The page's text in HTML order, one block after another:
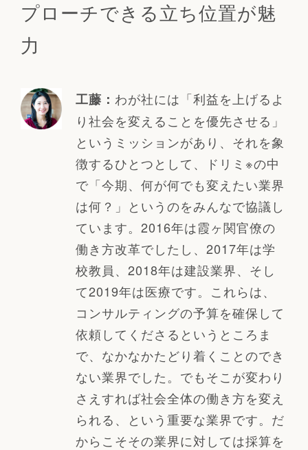
プローチできる立ち位置が魅
力
工藤： わが社には「利益を上げるよ
り社会を変えることを優先させる」
というミッションがあり、それを象
徴するひとつとして、ドリミ※の中
で「今期、何が何でも変えたい業界
は何？」というのをみんなで協議し
ています。2016年は霞ヶ関官僚の
働き方改革でしたし、2017年は学
校教員、2018年は建設業界、そし
て2019年は医療です。これらは、
コンサルティングの予算を確保して
依頼してくださるというところま
で、なかなかたどり着くことのでき
ない業界でした。でもそこが変わり
さえすれば社会全体の働き方を変え
られる、という重要な業界です。だ
からこそその業界に対しては採算を